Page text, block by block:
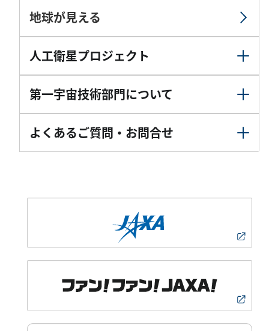
地球が見える
人工衛星プロジェクト
第一宇宙技術部門について
よくあるご質問・お問合せ